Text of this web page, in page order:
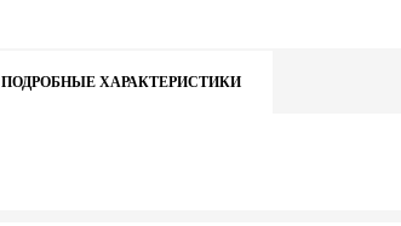
ПОДРОБНЫЕ ХАРАКТЕРИСТИКИ